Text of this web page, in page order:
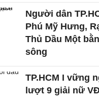
Người dân
Phú Mỹ Hưng,
Thủ Dầu Một
sông
TP.HCM I vững
lượt 9 giải nữ